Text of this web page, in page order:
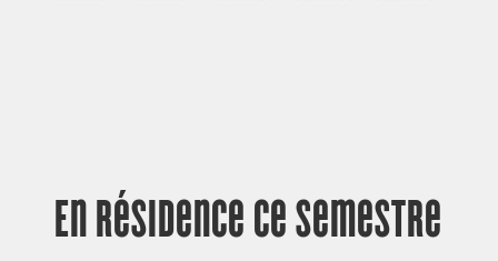
En résidence ce semestre